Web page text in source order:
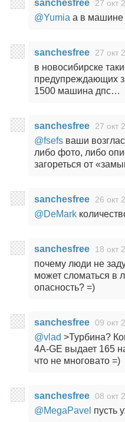
sanchesfree 27 окт
@Yumia а в машине
sanchesfree 27 окт
в новосибирске
предупреждающих
1500 машина дпс…
sanchesfree 27 окт
@fsefsваши
либо фото, либо
загореться от
sanchesfree 26 окт
@DeMark
sanchesfree 18 окт
почему люди не
может сломаться в
опасность? =)
sanchesfree 09 окт
@vlad >Турбина?
4A-GE выдает 165
что не многовато =)
sanchesfree 08 окт
@MegaPavel пусть